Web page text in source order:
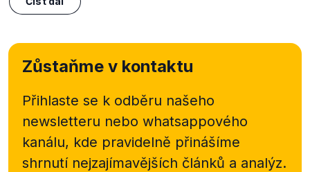
Zůstaňme v kontaktu
Přihlaste se k odběru našeho
newsletteru nebo whatsappového
kanálu, kde pravidelně přinášíme
shrnutí nejzajímavějších článků a analýz.